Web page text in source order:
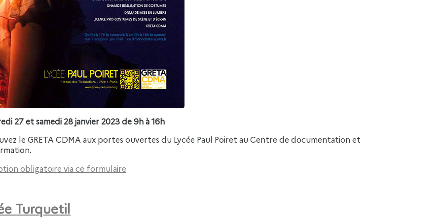
27 et samedi 28 janvier 2023 de 9h à 16h
le GRETA CDMA aux portes ouvertes du Lycée Paul Poiret au Centre de documentation et
obligatoire via ce formulaire
Turquetil